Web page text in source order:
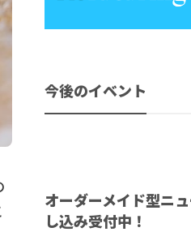
今後のイベント
オーダーメイド型ニ
し込み受付中！